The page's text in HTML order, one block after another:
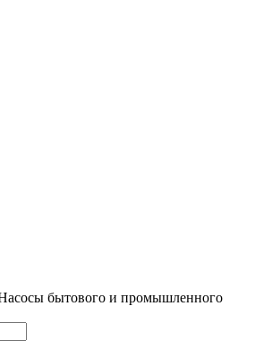
бытового и промышленного